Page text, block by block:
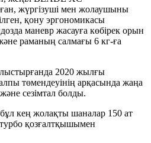
жүргізуші мен жолаушыны
қону эргономикасы
маневр жасауға көбірек орын
раманың салмағы 6 кг-ға
2020 жылғы
төмендеуінің арқасында жаңа
сезімтал болды.
кең жолақты шаналар 150 ат
қозғалтқышымен